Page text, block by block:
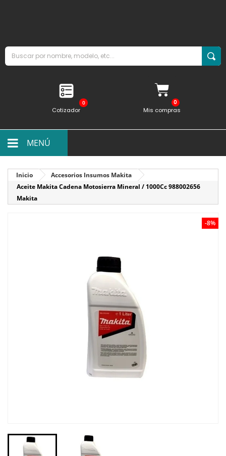
0
Cotizador Mis compras
MENÚ
Inicio
Accesorios Insumos Makita
Aceite Makita Cadena Motosierra Mineral / 1000Cc 988002656
Makita
-8%